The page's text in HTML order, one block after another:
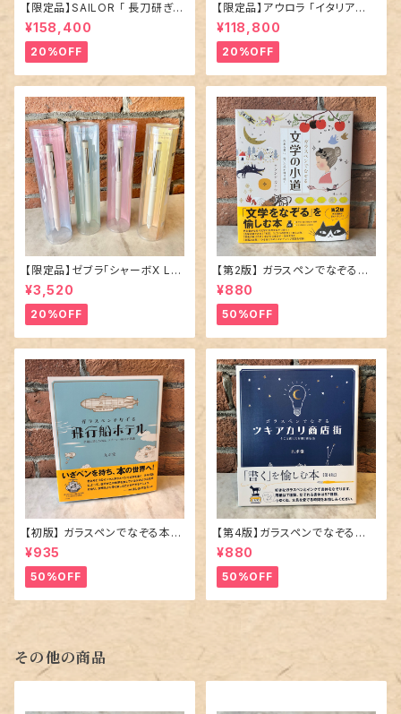
【限定品】SAILOR 「 長刀研ぎ
エボナイト 万年筆 〜憧憬〜 」
／M（中字）／21金ペン先
¥158,400
20%OFF
【限定品】アウロラ 「イタリア神
秘の旅・オルティジア 万年筆」／
字幅EF
¥118,800
20%OFF
【限定品】ゼブラ「シャーボX LT
3 限定ニュアンスカラー」多機能
ペン／全4種
¥3,520
20%OFF
【第2版】 ガラスペンでなぞる本
¥880
50%OFF
【初版】 ガラスペンでなぞる本 「
¥935
50%OFF
【第4版】ガラスペンでなぞる本
「 ツキアカリ商店街 そこは夜に
¥880
50%OFF
その他の商品